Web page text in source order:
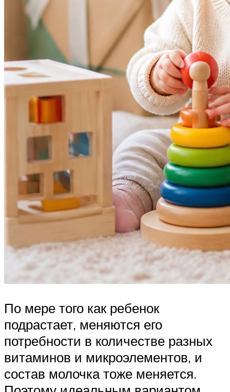
По мере того как ребенок
подрастает, меняются его
потребности в количестве разных
витаминов и микроэлементов, и
состав молочка тоже меняется.